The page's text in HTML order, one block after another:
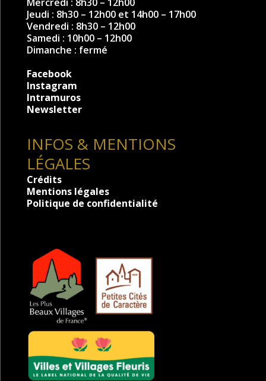
Jeudi : 8h30 – 12h00 et 14h00 – 17h00
Vendredi : 8h30 – 12h00
Samedi : 10h00 – 12h00
Dimanche : fermé
Facebook
Instagram
Intramuros
Newsletter
INFOS & MENTIONS
LÉGALES
Crédits
Mentions légales
Politique de confidentialité